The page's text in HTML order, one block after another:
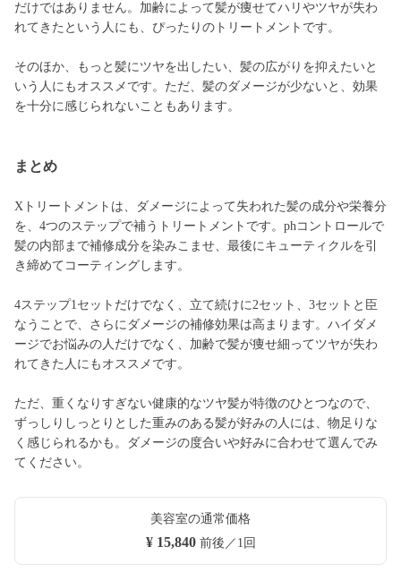
だけではありません。加齢によって髪が痩せてハリやツヤが失わ
れてきたという人にも、ぴったりのトリートメントです。
そのほか、もっと髪にツヤを出したい、髪の広がりを抑えたいと
いう人にもオススメです。ただ、髪のダメージが少ないと、効果
を十分に感じられないこともあります。
まとめ
Xトリートメントは、ダメージによって失われた髪の成分や栄養分
を、4つのステップで補うトリートメントです。phコントロールで
髪の内部まで補修成分を染みこませ、最後にキューティクルを引
き締めてコーティングします。
4ステップ1セットだけでなく、立て続けに2セット、3セットと臣
なうことで、さらにダメージの補修効果は高まります。ハイダメ
ージでお悩みの人だけでなく、加齢で髪が痩せ細ってツヤが失わ
れてきた人にもオススメです。
ただ、重くなりすぎない健康的なツヤ髪が特徴のひとつなので、
ずっしりしっとりとした重みのある髪が好みの人には、物足りな
く感じられるかも。ダメージの度合いや好みに合わせて選んでみ
てください。
美容室の通常価格
¥ 15,840前後／1回